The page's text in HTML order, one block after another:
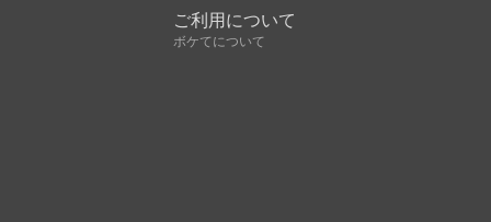
ご利用について
ボケてについて